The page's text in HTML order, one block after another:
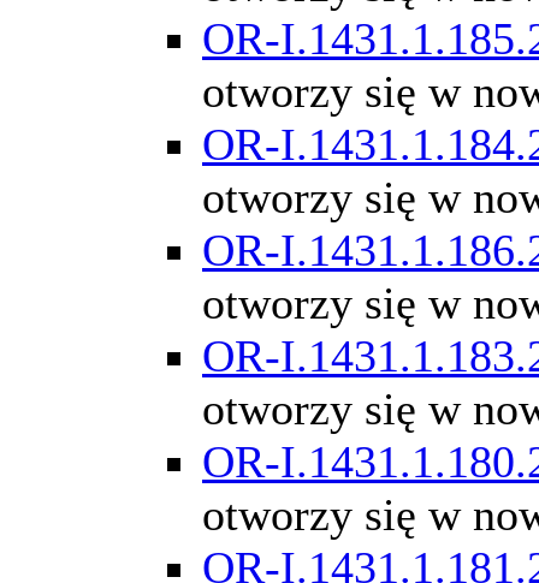
OR-
otworzy się w
OR-
otworzy się w
OR-
otworzy się w
OR-
otworzy się w
OR-
otworzy się w
OR-